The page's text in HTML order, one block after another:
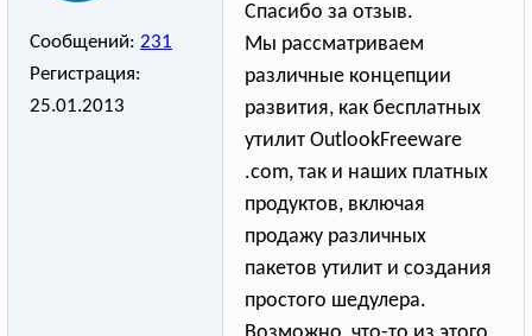
Сообщений: 231
Регистрация:
25.01.2013
Спасибо за отзыв.
Мы рассматриваем
различные концепции
развития, как бесплатных
утилит OutlookFreeware
­.com, так и наших платных
продуктов, включая
продажу различных
пакетов утилит и создания
простого шедулера.